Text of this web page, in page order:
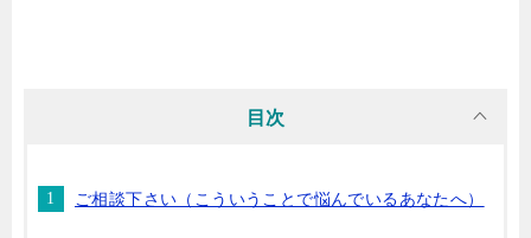
目次
ご相談下さい（こういうことで悩んでいるあなたへ）